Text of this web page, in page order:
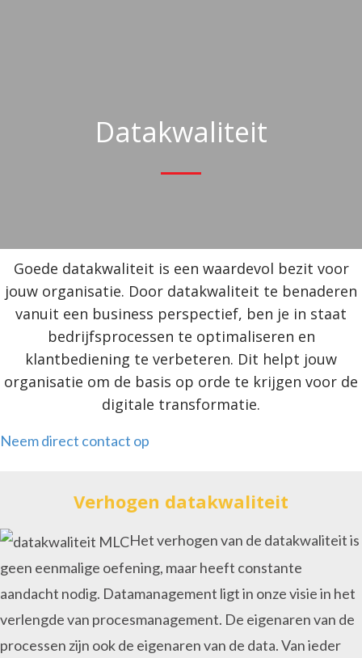
Datakwaliteit
Goede datakwaliteit is een waardevol bezit voor
jouw organisatie. Door datakwaliteit te benaderen
vanuit een business perspectief, ben je in staat
bedrijfsprocessen te optimaliseren en
klantbediening te verbeteren. Dit helpt jouw
organisatie om de basis op orde te krijgen voor de
digitale transformatie.
Neem direct contact op
Verhogen datakwaliteit
Het verhogen van de datakwaliteit is
geen eenmalige oefening, maar heeft constante
aandacht nodig. Datamanagement ligt in onze visie in het
verlengde van procesmanagement. De eigenaren van de
processen zijn ook de eigenaren van de data. Van ieder